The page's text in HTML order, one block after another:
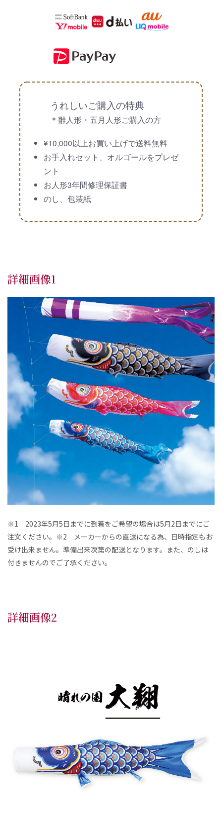
うれしいご購入の特典
＊雛人形・五月人形ご購入の方
¥10,000以上お買い上げで送料無料
お手入れセット、オルゴールをプレゼ
ント
お人形3年間修理保証書
のし、包装紙
詳細画像1
※1 2023年5月5日までに到着をご希望の場合は5月2日までにご
注文ください。※2 メーカーからの直送になる為、日時指定もお
受け出来ません。準備出来次第の配送となります。また、のしは
付きませんのでご了承ください。
詳細画像2